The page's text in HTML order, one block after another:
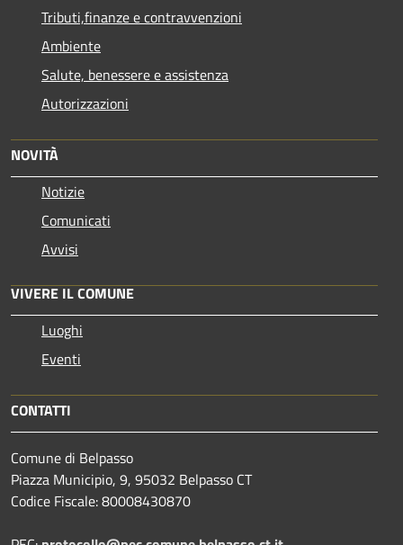
Tributi,finanze e contravvenzioni
Ambiente
Salute, benessere e assistenza
Autorizzazioni
NOVITÀ
Notizie
Comunicati
Avvisi
VIVERE IL COMUNE
Luoghi
Eventi
CONTATTI
Comune di Belpasso
Piazza Municipio, 9, 95032 Belpasso CT
Codice Fiscale: 80008430870